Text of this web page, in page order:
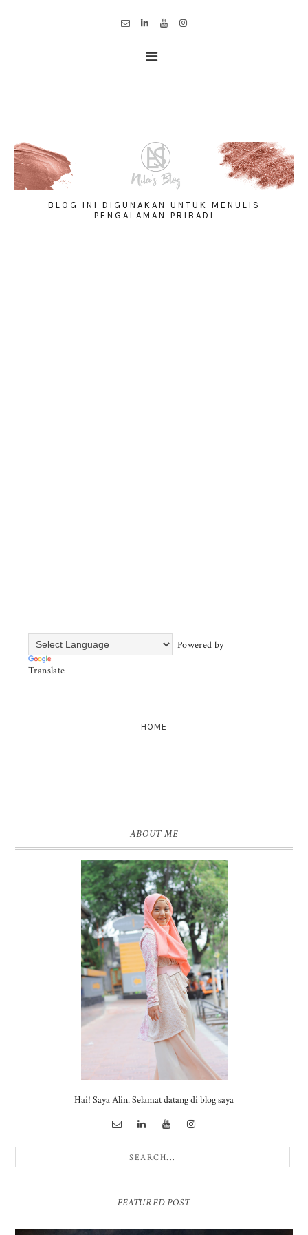
BLOG INI DIGUNAKAN UNTUK MENULIS
PENGALAMAN PRIBADI
Powered by
Translate
HOME
ABOUT ME
Hai! Saya Alin. Selamat datang di blog saya
FEATURED POST